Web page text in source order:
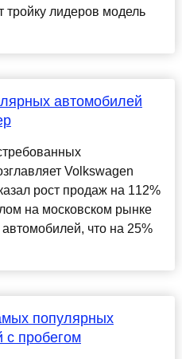
тройку лидеров модель
автомобилей
Volkswagen
рост продаж на 112%
на московском рынке
что на 25%
популярных
с пробегом